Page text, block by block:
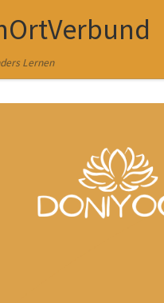
Lernen